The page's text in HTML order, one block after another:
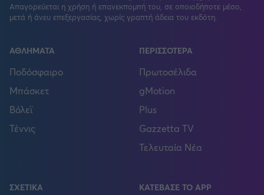
Απαγορεύεται η χρήση ή επανεκπομπή του, σε οποιοδήποτε μέσο,
μετά ή άνευ επεξεργασίας, χωρίς γραπτή άδεια του εκδότη.
ΑΘΛΗΜΑΤΑ
Ποδόσφαιρο
Μπάσκετ
Βόλεϊ
Τέννις
ΠΕΡΙΣΣΟΤΕΡΑ
Πρωτοσέλιδα
gMotion
Plus
Gazzetta TV
Τελευταία Νέα
ΣΧΕΤΙΚΑ ΚΑΤΕΒΑΣΕ ΤΟ APP